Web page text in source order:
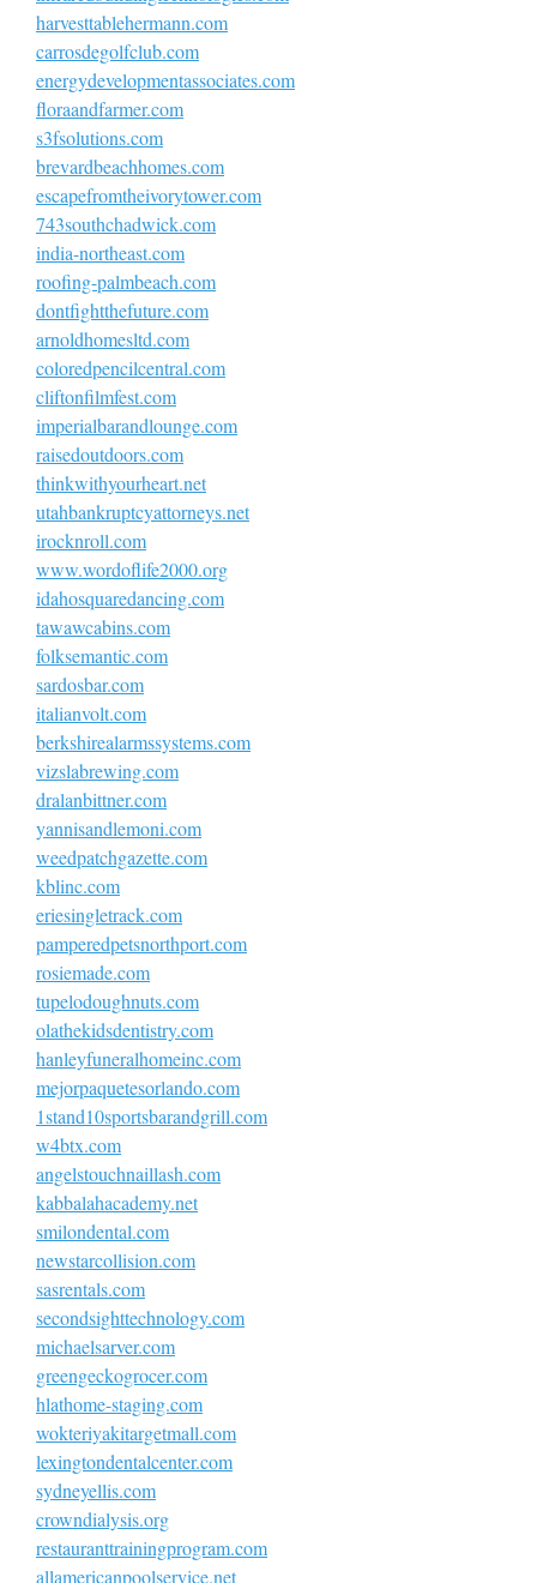
harvesttablehermann.com
carrosdegolfclub.com
energydevelopmentassociates.com
floraandfarmer.com
s3fsolutions.com
brevardbeachhomes.com
escapefromtheivorytower.com
743southchadwick.com
india-northeast.com
roofing-palmbeach.com
dontfightthefuture.com
arnoldhomesltd.com
coloredpencilcentral.com
cliftonfilmfest.com
imperialbarandlounge.com
raisedoutdoors.com
thinkwithyourheart.net
utahbankruptcyattorneys.net
irocknroll.com
www.wordoflife2000.org
idahosquaredancing.com
tawawcabins.com
folksemantic.com
sardosbar.com
italianvolt.com
berkshirealarmssystems.com
vizslabrewing.com
dralanbittner.com
yannisandlemoni.com
weedpatchgazette.com
kblinc.com
eriesingletrack.com
pamperedpetsnorthport.com
rosiemade.com
tupelodoughnuts.com
olathekidsdentistry.com
hanleyfuneralhomeinc.com
mejorpaquetesorlando.com
1stand10sportsbarandgrill.com
w4btx.com
angelstouchnaillash.com
kabbalahacademy.net
smilondental.com
newstarcollision.com
sasrentals.com
secondsighttechnology.com
michaelsarver.com
greengeckogrocer.com
hlathome-staging.com
wokteriyakitargetmall.com
lexingtondentalcenter.com
sydneyellis.com
crowndialysis.org
restauranttrainingprogram.com
allamericanpoolservice.net